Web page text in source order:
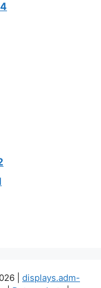
| displays.adm-